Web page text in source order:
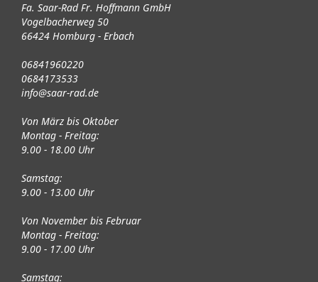
Fa. Saar-Rad Fr. Hoffmann GmbH
Vogelbacherweg 50
66424 Homburg - Erbach
06841960220
0684173533
info@saar-rad.de
Von März bis Oktober
Montag - Freitag:
9.00 - 18.00 Uhr
Samstag:
9.00 - 13.00 Uhr
Von November bis Februar
Montag - Freitag:
9.00 - 17.00 Uhr
Samstag: